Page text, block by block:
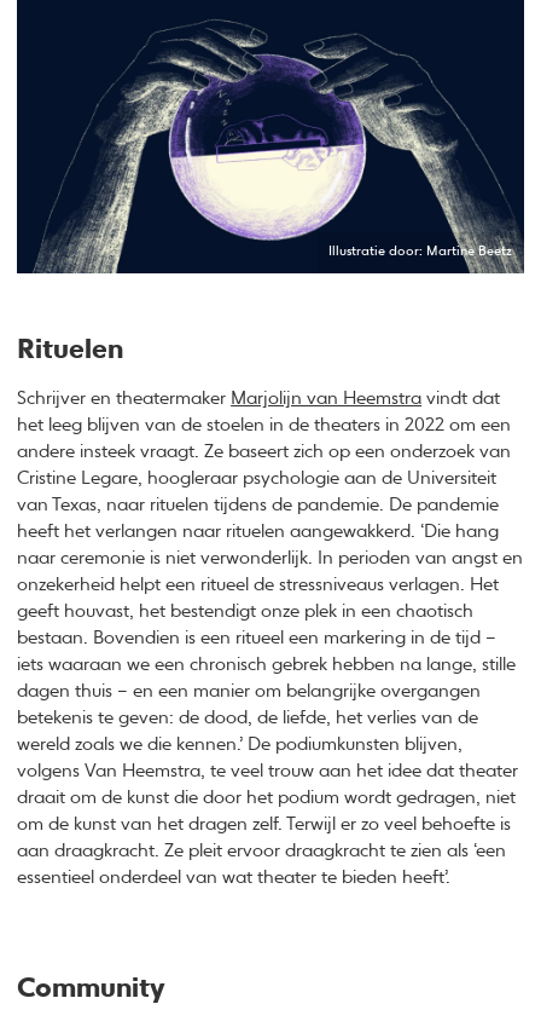
Illustratie door: Martine Beetz
Rituelen
Schrijver en theatermaker Marjolijn van Heemstra vindt dat
het leeg blijven van de stoelen in de theaters in 2022 om een
andere insteek vraagt. Ze baseert zich op een onderzoek van
Cristine Legare, hoogleraar psychologie aan de Universiteit
van Texas, naar rituelen tijdens de pandemie. De pandemie
heeft het verlangen naar rituelen aangewakkerd. ‘Die hang
naar ceremonie is niet verwonderlijk. In perioden van angst en
onzekerheid helpt een ritueel de stressniveaus verlagen. Het
geeft houvast, het bestendigt onze plek in een chaotisch
bestaan. Bovendien is een ritueel een markering in de tijd –
iets waaraan we een chronisch gebrek hebben na lange, stille
dagen thuis – en een manier om belangrijke overgangen
betekenis te geven: de dood, de liefde, het verlies van de
wereld zoals we die kennen.’ De podiumkunsten blijven,
volgens Van Heemstra, te veel trouw aan het idee dat theater
draait om de kunst die door het podium wordt gedragen, niet
om de kunst van het dragen zelf. Terwijl er zo veel behoefte is
aan draagkracht. Ze pleit ervoor draagkracht te zien als ‘een
essentieel onderdeel van wat theater te bieden heeft’.
Community